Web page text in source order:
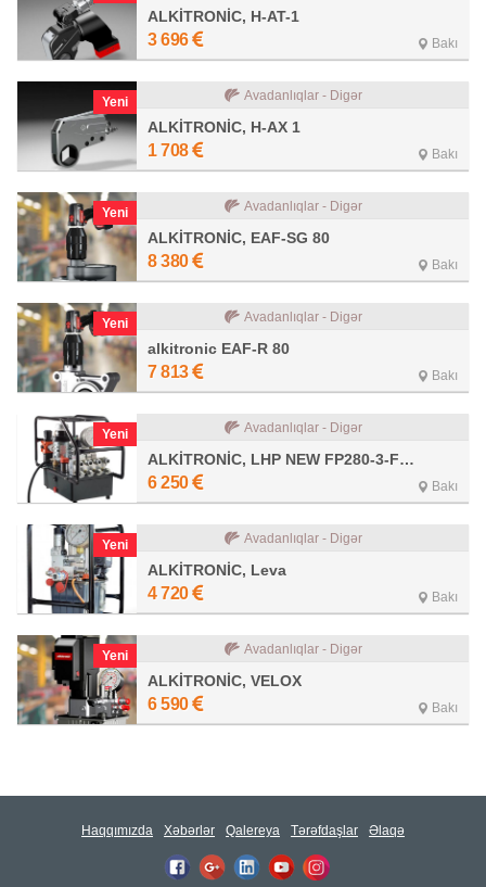
ALKİTRONİC, H-AT-1
3 696 Bakı
Yeni Avadanlıqlar - Digər
ALKİTRONİC, H-AX 1
1 708 Bakı
Yeni Avadanlıqlar - Digər
ALKİTRONİC, EAF-SG 80
8 380 Bakı
Yeni Avadanlıqlar - Digər
alkitronic EAF-R 80
7 813 Bakı
Yeni Avadanlıqlar - Digər
ALKİTRONİC, LHP NEW FP280-3-FF-4P
6 250 Bakı
Yeni Avadanlıqlar - Digər
ALKİTRONİC, Leva
4 720 Bakı
Yeni Avadanlıqlar - Digər
ALKİTRONİC, VELOX
6 590 Bakı
Haqqımızda Xəbərlər Qalereya Tərəfdaşlar Əlaqə